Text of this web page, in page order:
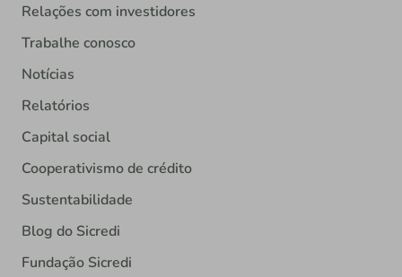
Relações com investidores
Trabalhe conosco
Notícias
Relatórios
Capital social
Cooperativismo de crédito
Sustentabilidade
Blog do Sicredi
Fundação Sicredi